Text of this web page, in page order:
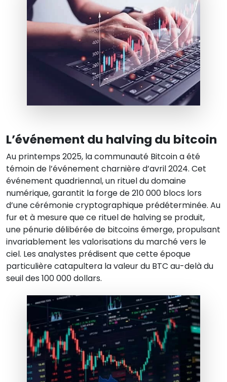
L’événement du halving du bitcoin
Au printemps 2025, la communauté Bitcoin a été
témoin de l’événement charnière d’avril 2024. Cet
événement quadriennal, un rituel du domaine
numérique, garantit la forge de 210 000 blocs lors
d’une cérémonie cryptographique prédéterminée. Au
fur et à mesure que ce rituel de halving se produit,
une pénurie délibérée de bitcoins émerge, propulsant
invariablement les valorisations du marché vers le
ciel. Les analystes prédisent que cette époque
particulière catapultera la valeur du BTC au-delà du
seuil des 100 000 dollars.